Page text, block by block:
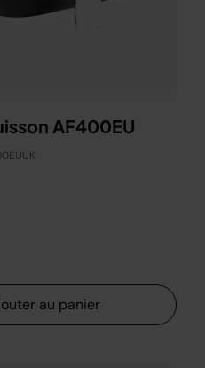
AF400EU
au panier